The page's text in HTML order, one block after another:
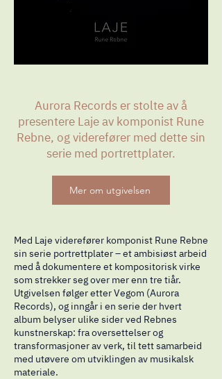
Aurora Records er stolte av å
presentere Laje av komponist Rune
Rebne, og viderefører med dette sin
serie med portrettplater.
Mer om utgivelsen
Med Laje viderefører komponist Rune Rebne
sin serie portrettplater – et ambisiøst arbeid
med å dokumentere et kompositorisk virke
som strekker seg over mer enn tre tiår.
Utgivelsen følger etter Vegom (Aurora
Records), og inngår i en serie der hvert
album belyser ulike sider ved Rebnes
kunstnerskap: fra oversettelser og
transformasjoner av verk, til tett samarbeid
med utøvere om utviklingen av musikalsk
materiale.